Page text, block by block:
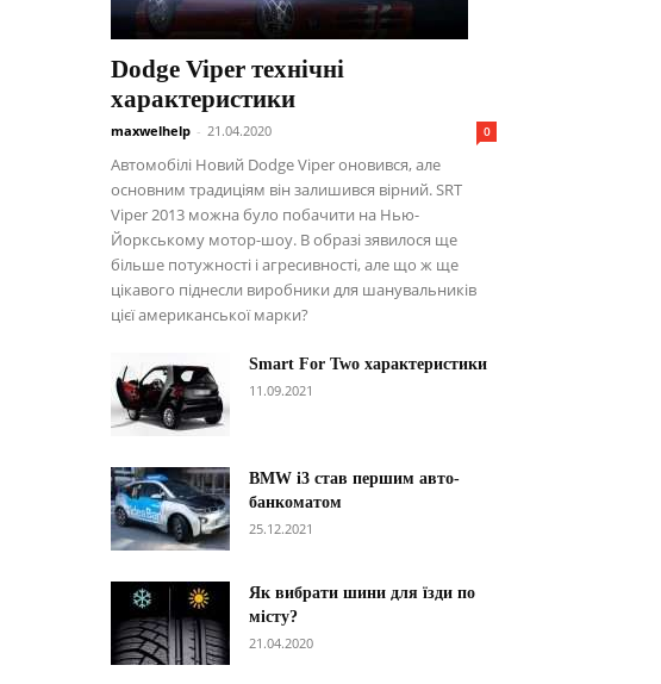
Dodge Viper технічні
характеристики
maxwelhelp - 21.04.2020 0
Автомобілі Новий Dodge Viper оновився, але
основним традиціям він залишився вірний. SRT
Viper 2013 можна було побачити на Нью-
Йоркському мотор-шоу. В образі зявилося ще
більше потужності і агресивності, але що ж ще
цікавого піднесли виробники для шанувальників
цієї американської марки?
Smart For Two характеристики
11.09.2021
BMW i3 став першим авто-
банкоматом
25.12.2021
Як вибрати шини для їзди по
місту?
21.04.2020